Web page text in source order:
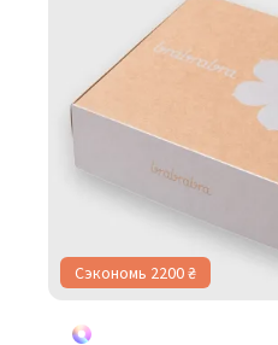
Сэкономь 2200 ₴